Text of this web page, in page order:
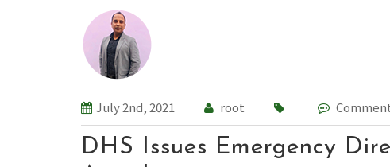
July 2nd, 2021 root
DHS Issues Emergency